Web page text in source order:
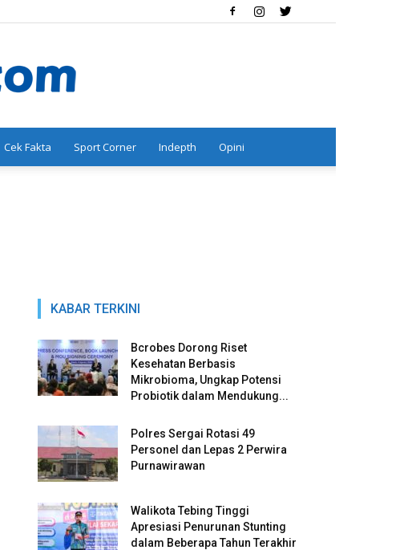
Cek Fakta Sport Corner Indepth Opini
KABAR TERKINI
Bcrobes Dorong Riset
Kesehatan Berbasis
Mikrobioma, Ungkap Potensi
Probiotik dalam Mendukung...
Polres Sergai Rotasi 49
Personel dan Lepas 2 Perwira
Purnawirawan
Walikota Tebing Tinggi
Apresiasi Penurunan Stunting
dalam Beberapa Tahun Terakhir